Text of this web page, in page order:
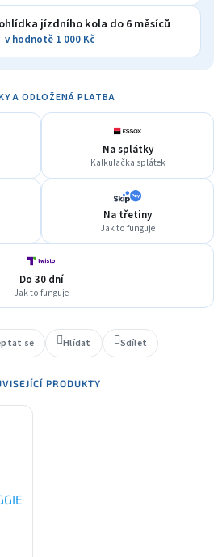
jízdního kola do 6 měsíců
v hodnotě 1 000 Kč
A ODLOŽENÁ PLATBA
Na splátky
Kalkulačka splátek
Na třetiny
Jak to funguje
Do 30 dní
Jak to funguje
se Hlídat Sdílet
PRODUKTY